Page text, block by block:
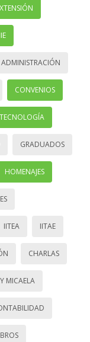
IIE
ADMINISTRACIÓN
CONVENIOS
GRADUADOS
HOMENAJES
IITEA IITAE
CHARLAS
MICAELA